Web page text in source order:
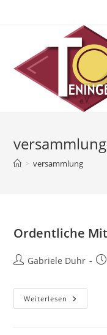
versammlung
> versammlung
Ordentliche
Beitrags-
Gabriele Duhr
Weiterlesen